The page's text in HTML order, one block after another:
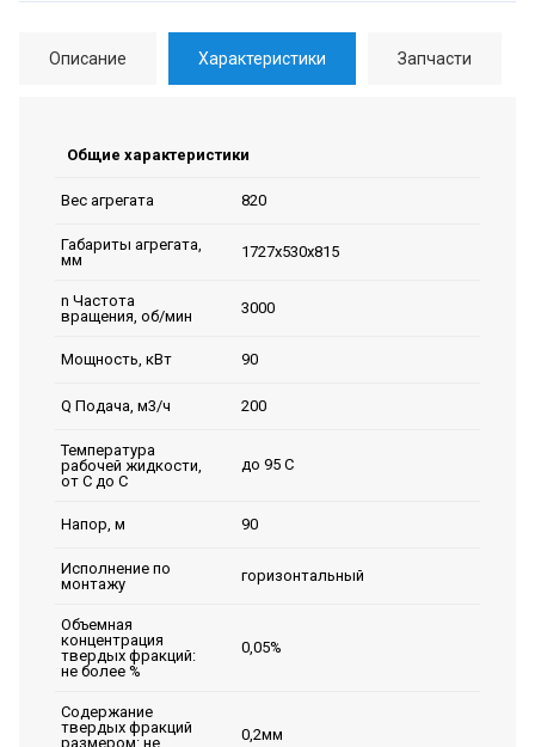
Описание Характеристики Запчасти
Общие характеристики
Вес агрегата 820
Габариты агрегата,
мм
1727х530х815
n Частота
вращения, об/мин
3000
Мощность, кВт 90
Q Подача, м3/ч 200
Температура
рабочей жидкости,
от С до С
до 95 С
Напор, м 90
Исполнение по
монтажу
горизонтальный
Объемная
концентрация
твердых фракций:
не более %
0,05%
Содержание
твердых фракций
размером: не
0,2мм